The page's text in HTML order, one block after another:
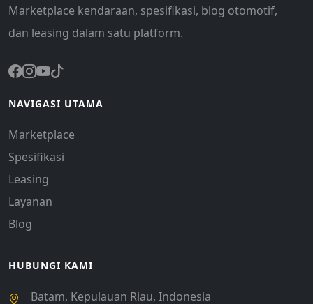
Marketplace kendaraan, spesifikasi, blog otomotif,
dan leasing dalam satu platform.
NAVIGASI UTAMA
Marketplace
Spesifikasi
Leasing
Layanan
Blog
HUBUNGI KAMI
Batam, Kepulauan Riau, Indonesia